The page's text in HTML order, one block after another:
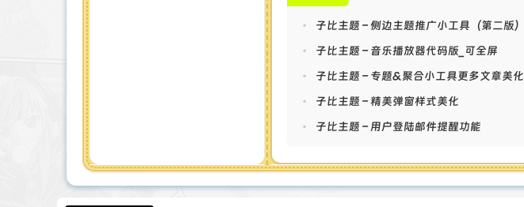
• 子比主题 – 侧边主题推广小工具（第二版）
•
子比主题 – 音乐播放器代码版_可全屏
•
子比主题 – 专题&聚合小工具更多文章美化
•
子比主题 – 精美弹窗样式美化
•
子比主题 – 用户登陆邮件提醒功能